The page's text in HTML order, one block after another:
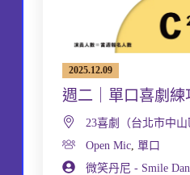
2025.12.09
週二｜單口喜劇
23喜劇（台北市中山
Open Mic, 單口
微笑丹尼 - Smile